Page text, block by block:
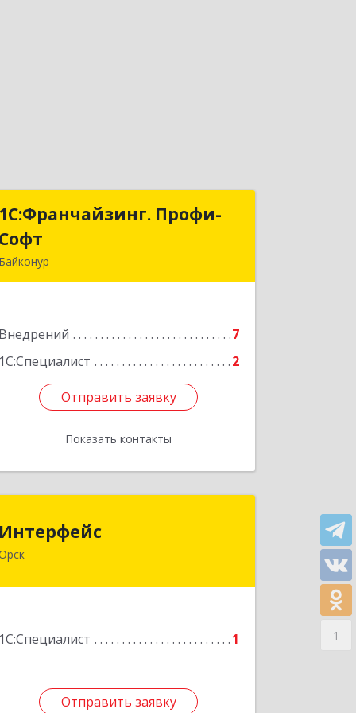
1С:Франчайзинг. Профи-
Софт
Байконур
Внедрений
7
1С:Специалист
2
Отправить заявку
Показать контакты
1С:Франчайзинг. Профи-
Подробнее
Отправить заявку
Назад
Интерфейс
1С:Специалист 1
Отправить заявку
Отправить заявку
1